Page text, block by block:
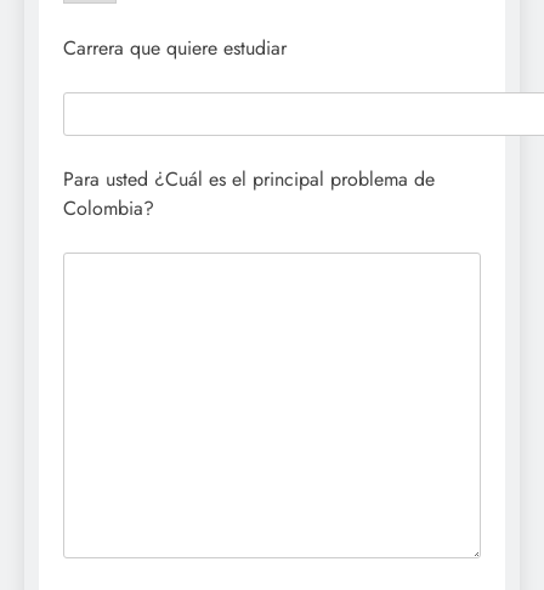
Carrera que quiere estudiar
Para usted ¿Cuál es el principal problema de
Colombia?